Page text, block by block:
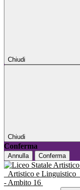
Chiudi
Chiudi
Conferma
Annulla Conferma
Artistico e Linguistico
- Ambito 16